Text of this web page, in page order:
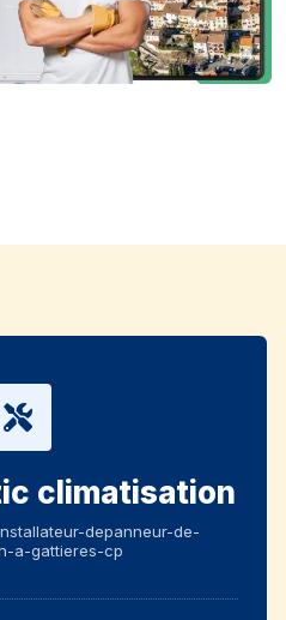
climatisation
depanneur-de-
a-gattieres-cp